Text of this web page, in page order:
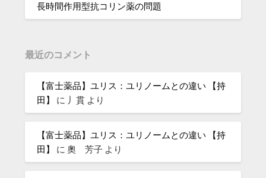
長時間作用型抗コリン薬の問題
最近のコメント
【富士薬品】ユリス：ユリノームとの違い 【持
田】
に 丿貫 より
【富士薬品】ユリス：ユリノームとの違い 【持
田】
に奧 芳子 より